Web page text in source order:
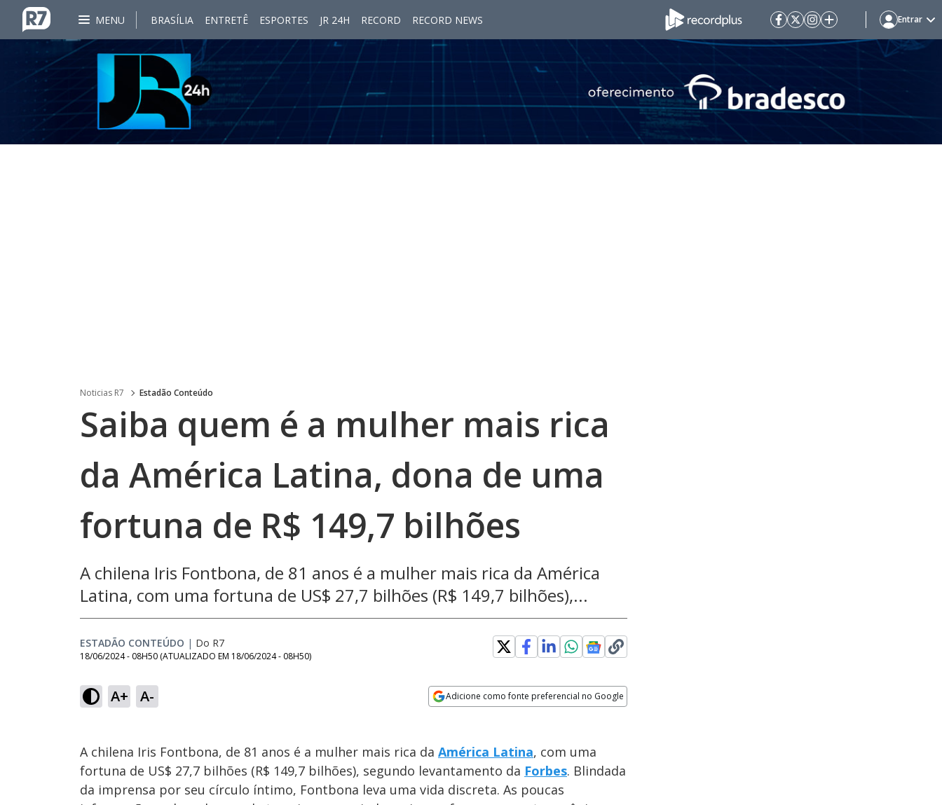
MENU BRASÍLIA ENTRETÊ ESPORTES JR 24H RECORD RECORD NEWS Entrar
Noticias R7 Estadão Conteúdo
Saiba quem é a mulher mais rica
da América Latina, dona de uma
fortuna de R$ 149,7 bilhões
A chilena Iris Fontbona, de 81 anos é a mulher mais rica da América
Latina, com uma fortuna de US$ 27,7 bilhões (R$ 149,7 bilhões),...
ESTADÃO CONTEÚDO | Do R7
18/06/2024 - 08H50 (ATUALIZADO EM 18/06/2024 - 08H50)
A+ A- Adicione como fonte preferencial no Google
A chilena Iris Fontbona, de 81 anos é a mulher mais rica da América Latina, com uma
fortuna de US$ 27,7 bilhões (R$ 149,7 bilhões), segundo levantamento da Forbes. Blindada
da imprensa por seu círculo íntimo, Fontbona leva uma vida discreta. As poucas